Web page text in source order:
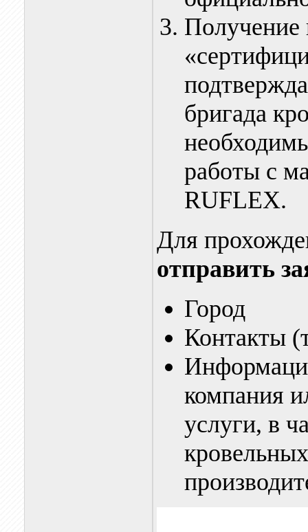
Получение
бригада
работы с
RUFLEX.
Для
отправить
Город
Контакты
компания
услуги, в